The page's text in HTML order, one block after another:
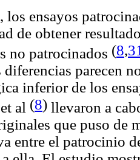
los ensayos
de obtener
no patrocinados (8,
diferencias parecen
inferior de los
al (8) llevaron a
que puso de
entre el patrocinio